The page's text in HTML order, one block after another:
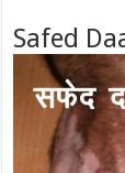
Safed